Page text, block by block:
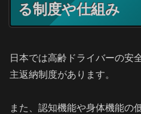
る制度や仕組み
日本では高齢ドライバーの安
主返納制度があります。
また、認知機能や身体機能の